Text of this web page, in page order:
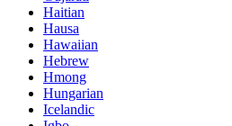
Haitian
Hausa
Hawaiian
Hebrew
Hmong
Hungarian
Icelandic